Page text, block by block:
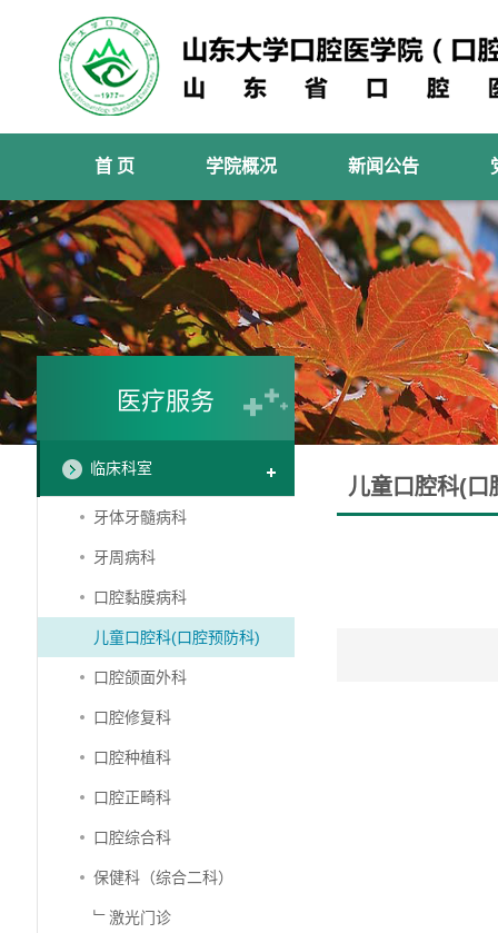
首 页 学院概况 新闻公告
医疗服务
临床科室
牙体牙髓病科
牙周病科
口腔黏膜病科
儿童口腔科(口腔预防科)
口腔颌面外科
口腔修复科
口腔种植科
口腔正畸科
口腔综合科
保健科（综合二科）
﹂激光门诊
儿童口腔科(口